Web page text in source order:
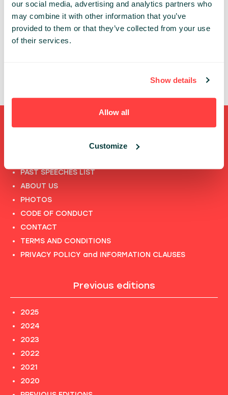
our social media, advertising and analytics partners who
may combine it with other information that you’ve
provided to them or that they’ve collected from your use
of their services.
Show details
Allow all
Customize
NIKODEM SARNA
PAST SPEECHES LIST
ABOUT US
PHOTOS
CODE OF CONDUCT
CONTACT
TERMS AND CONDITIONS
PRIVACY POLICY and INFORMATION CLAUSES
Previous editions
2025
2024
2023
2022
2021
2020